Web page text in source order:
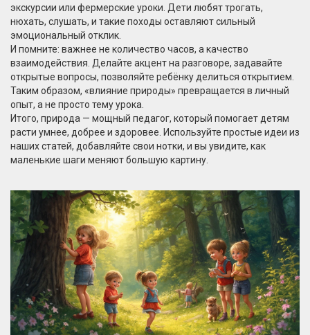
экскурсии или фермерские уроки. Дети любят трогать,
нюхать, слушать, и такие походы оставляют сильный
эмоциональный отклик.
И помните: важнее не количество часов, а качество
взаимодействия. Делайте акцент на разговоре, задавайте
открытые вопросы, позволяйте ребёнку делиться открытием.
Таким образом, «влияние природы» превращается в личный
опыт, а не просто тему урока.
Итого, природа — мощный педагог, который помогает детям
расти умнее, добрее и здоровее. Используйте простые идеи из
наших статей, добавляйте свои нотки, и вы увидите, как
маленькие шаги меняют большую картину.